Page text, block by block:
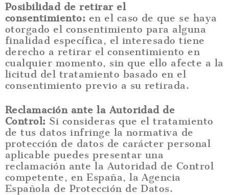
Posibilidad de retirar el
consentimiento: en el caso de que se haya
otorgado el consentimiento para alguna
finalidad específica, el interesado tiene
derecho a retirar el consentimiento en
cualquier momento, sin que ello afecte a la
licitud del tratamiento basado en el
consentimiento previo a su retirada.
Reclamación ante la Autoridad de
Control: Si consideras que el tratamiento
de tus datos infringe la normativa de
protección de datos de carácter personal
aplicable puedes presentar una
reclamación ante la Autoridad de Control
competente, en España, la Agencia
Española de Protección de Datos.